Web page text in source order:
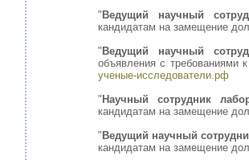
" Ведущий научный
кандидатам на замещение
" Ведущий научный
объявления с требованиями
ученые-исследователи.рф
" Научный сотрудник
кандидатам на замещение
" Ведущий наyчный
кандидатам на замещение